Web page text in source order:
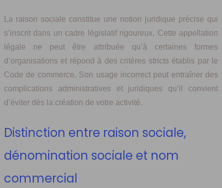
La raison sociale constitue une notion juridique précise qui
s’inscrit dans un cadre législatif rigoureux. Cette appellation
légale ne peut être attribuée qu’à certaines formes
d’organisations et répond à des critères stricts établis par le
Code de commerce. Son usage incorrect peut entraîner des
complications administratives et juridiques qu’il convient
d’éviter dès la création de votre activité.
Distinction entre raison sociale,
dénomination sociale et nom
commercial